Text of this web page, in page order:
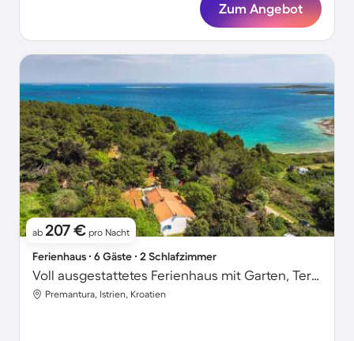
Zum Angebot
ab 207 € pro Nacht
Ferienhaus ∙ 6 Gäste ∙ 2 Schlafzimmer
Voll ausgestattetes Ferienhaus mit Garten, Terrasse und Grill | Haustierfreundlich
Premantura, Istrien, Kroatien